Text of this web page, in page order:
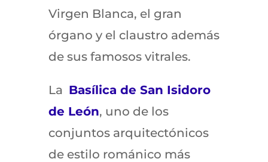
Virgen Blanca, el gran
órgano y el claustro además
de sus famosos vitrales.
La Basílica de San Isidoro
de León, uno de los
conjuntos arquitectónicos
de estilo románico más